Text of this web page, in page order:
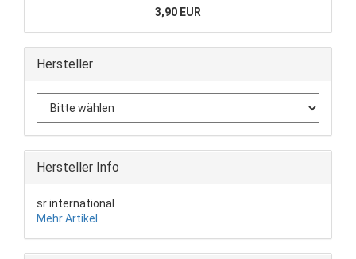
3,90 EUR
Hersteller
Hersteller Info
sr international
Mehr Artikel